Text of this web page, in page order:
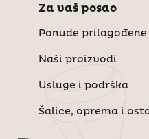
Za vaš posao
Ponude
Naši proizvodi
Usluge i podrška
Šalice, oprema i